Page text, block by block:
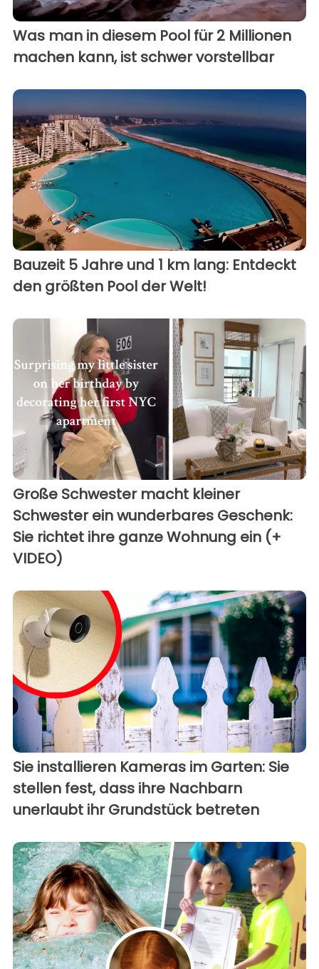
Was man in diesem Pool für 2 Millionen
machen kann, ist schwer vorstellbar
Bauzeit 5 Jahre und 1 km lang: Entdeckt
den größten Pool der Welt!
Große Schwester macht kleiner
Schwester ein wunderbares Geschenk:
Sie richtet ihre ganze Wohnung ein (+
VIDEO)
Sie installieren Kameras im Garten: Sie
stellen fest, dass ihre Nachbarn
unerlaubt ihr Grundstück betreten